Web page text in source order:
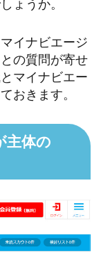
ょうか。
イナビエージ
の質問が寄せ
マイナビエー
おきます。
主体の